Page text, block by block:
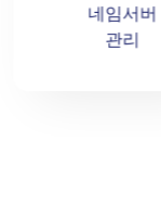
네임서버
관리